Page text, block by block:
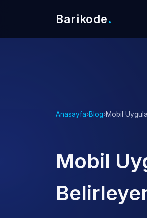
Barikode.
Anasayfa›Blog›Mobil
Mobil